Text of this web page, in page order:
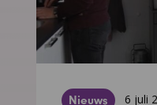
Nieuws 6 juli